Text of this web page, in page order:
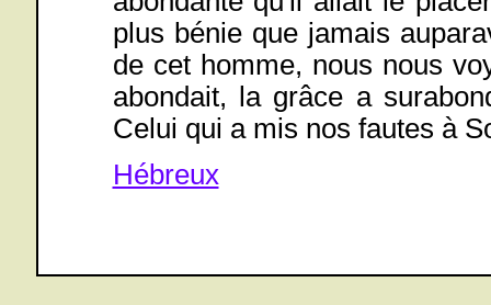
plus bénie que jamais
de cet homme, nous nous
abondait, la grâce a
Celui qui a mis nos fautes à
Hébreux